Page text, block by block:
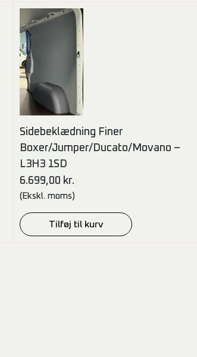
Sidebeklædning Finer
Boxer/Jumper/Ducato/Movano –
L3H3 1SD
6.699,00 kr.
(Ekskl. moms)
Tilføj til kurv